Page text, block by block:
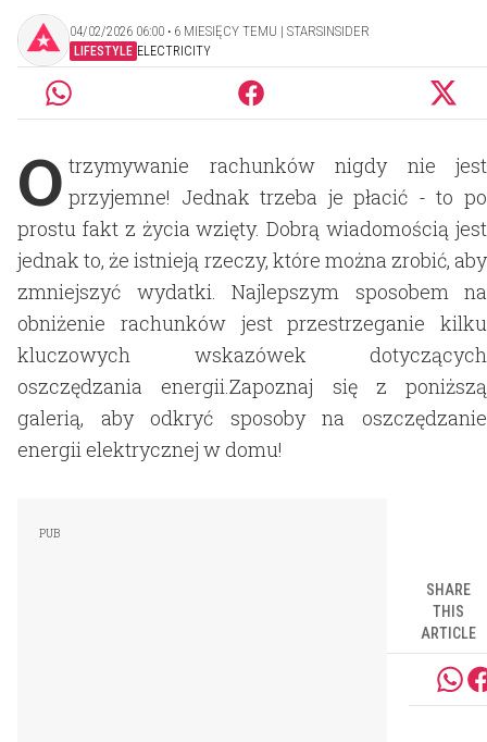
04/02/2026 06:00 ‧ 6 MIESIĘCY TEMU | STARSINSIDER
LIFESTYLE ELECTRICITY
O trzymywanie rachunków nigdy nie jest
przyjemne! Jednak trzeba je płacić - to po
prostu fakt z życia wzięty. Dobrą wiadomością jest
jednak to, że istnieją rzeczy, które można zrobić, aby
zmniejszyć wydatki. Najlepszym sposobem na
obniżenie rachunków jest przestrzeganie kilku
kluczowych wskazówek dotyczących
oszczędzania energii.Zapoznaj się z poniższą
galerią, aby odkryć sposoby na oszczędzanie
energii elektrycznej w domu!
SHARE
THIS
ARTICLE